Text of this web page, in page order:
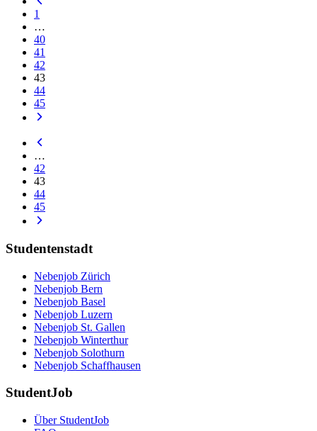
1
…
40
41
42
43
44
45
…
42
43
44
45
Studentenstadt
Nebenjob Zürich
Nebenjob Bern
Nebenjob Basel
Nebenjob Luzern
Nebenjob St. Gallen
Nebenjob Winterthur
Nebenjob Solothurn
Nebenjob Schaffhausen
StudentJob
Über StudentJob